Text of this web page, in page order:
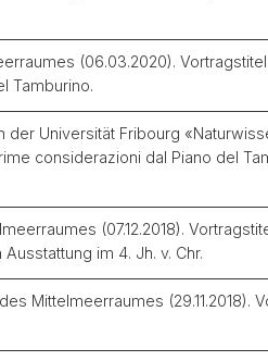
(06.03.2020).
Tamburino.
Universität Fribourg
considerazioni dal Piano del
(07.12.2018).
im 4. Jh. v. Chr.
Mittelmeerraumes (29.11.2018).